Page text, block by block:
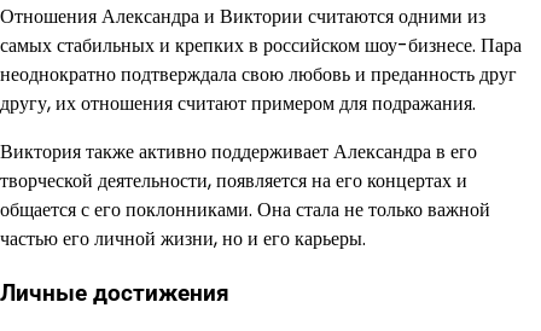
Отношения Александра и Виктории считаются одними из
самых стабильных и крепких в российском шоу-бизнесе. Пара
неоднократно подтверждала свою любовь и преданность друг
другу, их отношения считают примером для подражания.
Виктория также активно поддерживает Александра в его
творческой деятельности, появляется на его концертах и
общается с его поклонниками. Она стала не только важной
частью его личной жизни, но и его карьеры.
Личные достижения